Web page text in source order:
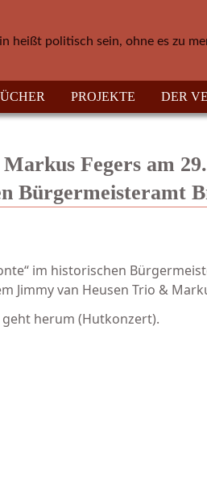
heißt politisch sein, ohne es zu
PROJEKTE DER
Fegers am
Bürgermeisteramt
im historischen
Jimmy van Heusen Trio &
herum (Hutkonzert).